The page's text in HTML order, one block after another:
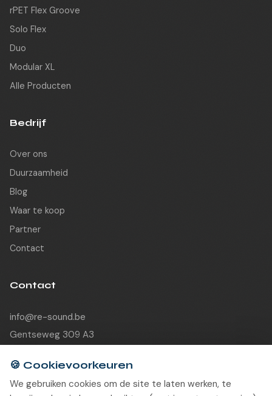
rPET Flex Groove
Solo Flex
Duo
Modular XL
Alle Producten
Bedrijf
Over ons
Duurzaamheid
Blog
Waar te koop
Partner
Contact
Contact
info@re-sound.be
Gentseweg 309 A3
Belgium
🍪 Cookievoorkeuren
We gebruiken cookies om de site te laten werken, te